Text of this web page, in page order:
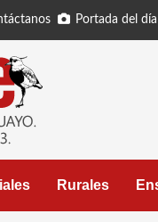
Portada del día
Rurales